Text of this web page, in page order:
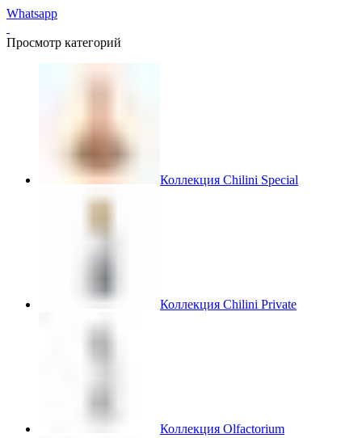
Whatsapp
Просмотр категорий
Коллекция Chilini Special
Коллекция Chilini Private
Коллекция Olfactorium